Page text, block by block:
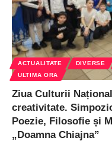
ACTUALITATE DIVERSE
ULTIMA ORA
Ziua Culturii
creativitate.
Poezie, Filosofie și
„Doamna Chiajna”